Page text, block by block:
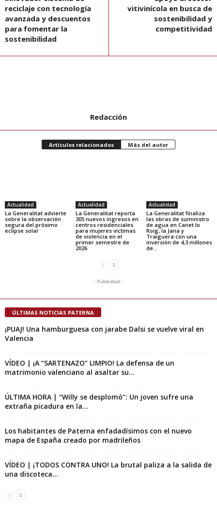
reciclaje con tecnología
avanzada y descuentos
para fomentar la
sostenibilidad
vitivinícola en busca de
sostenibilidad y
competitividad
Redacción
Artículos relacionados Más del autor
Actualidad
La Generalitat advierte
sobre la observación
segura del próximo
eclipse solar
Actualidad
La Generalitat reporta
305 nuevos ingresos en
centros residenciales
para mujeres víctimas
de violencia en el
primer semestre de
2026
Actualidad
La Generalitat finaliza
las obras de suministro
de agua en Canet lo
Roig, la Jana y
Traiguera con una
inversión de 4,3 millones
de...
- Publicidad -
ÚLTIMAS NOTICIAS PATERNA
¡PUAJ! Una hamburguesa con jarabe Dalsi se vuelve viral en
Valencia
VÍDEO | ¡A “SARTENAZO” LIMPIO! La defensa de un
matrimonio valenciano al asaltar su...
ÚLTIMA HORA | “Willy se desplomó”: Un joven sufre una
extraña picadura en la...
Los habitantes de Paterna enfadadísimos con el nuevo
mapa de España creado por madrileños
VÍDEO | ¡TODOS CONTRA UNO! La brutal paliza a la salida de
una discoteca...